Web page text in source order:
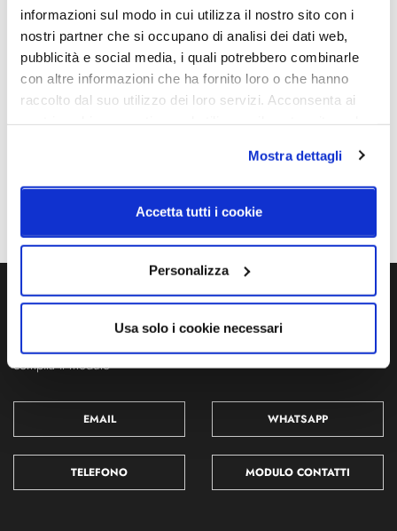
informazioni sul modo in cui utilizza il nostro sito con i
nostri partner che si occupano di analisi dei dati web,
pubblicità e social media, i quali potrebbero combinarle
con altre informazioni che ha fornito loro o che hanno
raccolto dal suo utilizzo dei loro servizi. Acconsenta ai
Mostra dettagli
Accetta tutti i cookie
Personalizza
Usa solo i cookie necessari
2700K
Ø110mm – H. 742mm
Sorgente luminosa
Led integrato
Potenza e attacco
12,2W - 2700K - 220-240V
AC - 456lm
IP
Ti servono maggiori informazioni?
compila il modulo
EMAIL WHATSAPP
TELEFONO MODULO CONTATTI